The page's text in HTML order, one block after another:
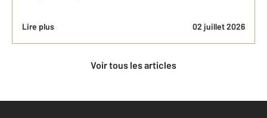
Lire plus 02 juillet 2026
Voir tous les articles